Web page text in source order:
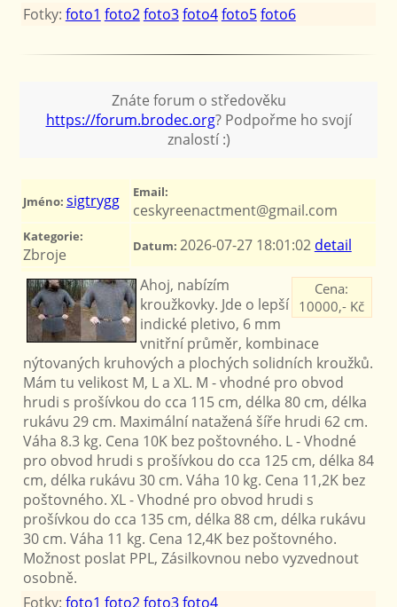
Fotky: foto1 foto2foto3foto4foto5foto6
Znáte forum o středověku
https://forum.brodec.org? Podpořme ho svojí
znalostí :)
Jméno: sigtrygg Email:
ceskyreenactment@gmail.com
Kategorie:
Zbroje Datum: 2026-07-27 18:01:02 detail
Cena:
10000,- Kč
Ahoj, nabízím
kroužkovky. Jde o lepší
indické pletivo, 6 mm
vnitřní průměr, kombinace
nýtovaných kruhových a plochých solidních kroužků.
Mám tu velikost M, L a XL. M - vhodné pro obvod
hrudi s prošívkou do cca 115 cm, délka 80 cm, délka
rukávu 29 cm. Maximální natažená šíře hrudi 62 cm.
Váha 8.3 kg. Cena 10K bez poštovného. L - Vhodné
pro obvod hrudi s prošívkou do cca 125 cm, délka 84
cm, délka rukávu 30 cm. Váha 10 kg. Cena 11,2K bez
poštovného. XL - Vhodné pro obvod hrudi s
prošívkou do cca 135 cm, délka 88 cm, délka rukávu
30 cm. Váha 11 kg. Cena 12,4K bez poštovného.
Možnost poslat PPL, Zásilkovnou nebo vyzvednout
osobně.
Fotky: foto1 foto2 foto3foto4